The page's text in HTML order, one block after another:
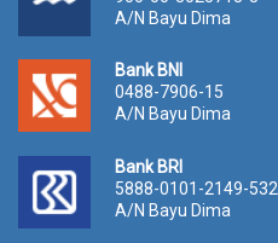
A/N Bayu Dima
Bank BNI
0488-7906-15
A/N Bayu Dima
Bank BRI
5888-0101-2149-532
A/N Bayu Dima